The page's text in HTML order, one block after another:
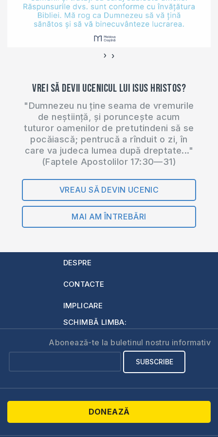
‹ ›
Vrei să devii ucenicul lui Isus Hristos?
"Dumnezeu nu ține seama de vremurile
de neștiință, și poruncește acum
tuturor oamenilor de pretutindeni să se
pocăiască; pentrucă a rînduit o zi, în
care va judeca lumea după dreptate..."
(Faptele Apostolilor 17:30—31)
VREAU SĂ DEVIN UCENIC
MAI AM ÎNTREBĂRI
DESPRE
CONTACTE
IMPLICARE
SCHIMBĂ LIMBA:
Abonează-te la buletinul nostru informativ
DONEAZĂ